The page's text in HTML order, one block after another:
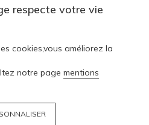
respecte votre vie
cookies,vous améliorez la
notre page mentions